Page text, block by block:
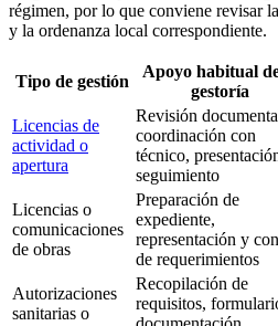
régimen, por lo que conviene revisar
y la ordenanza local correspondiente.
Tipo de gestión
Apoyo habitual
gestoría
Licencias de
actividad o
apertura
Revisión
coordinación con
técnico,
seguimiento
Licencias o
comunicaciones
de obras
Preparación de
expediente,
representación y
de requerimientos
Autorizaciones
sanitarias o
Recopilación de
requisitos,